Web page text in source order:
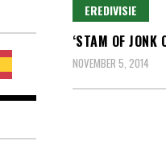
EREDIVISIE
‘STAM OF JONK
NOVEMBER 5, 2014